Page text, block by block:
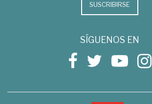
SUSCRIBIRSE
SÍGUENOS EN